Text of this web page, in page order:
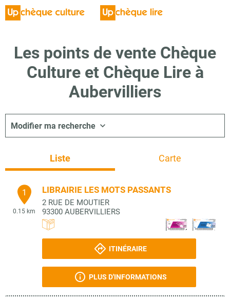
Les points de vente Chèque
Culture et Chèque Lire à
Aubervilliers
Modifier ma recherche
Liste Carte
1
0.15 km
LIBRAIRIE LES MOTS PASSANTS
2 RUE DE MOUTIER
93300 AUBERVILLIERS
ITINÉRAIRE
PLUS D'INFORMATIONS